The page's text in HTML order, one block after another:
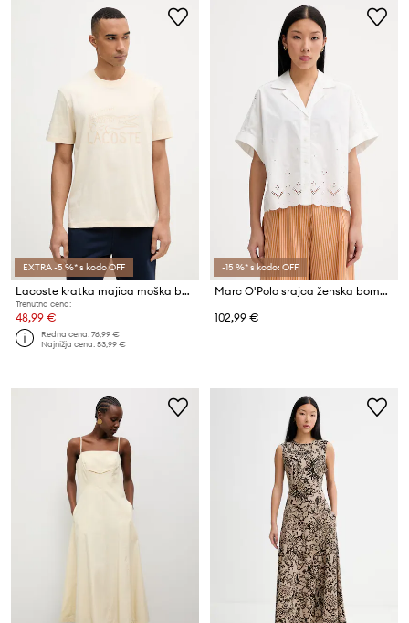
EXTRA -5 %* s kodo OFF
Lacoste kratka majica moška bombažna
Trenutna cena:
48,99 €
Redna cena:76,99 €
Najnižja cena:53,99 €
-15 %* s kodo: OFF
Marc O'Polo srajca ženska bombažna
102,99 €